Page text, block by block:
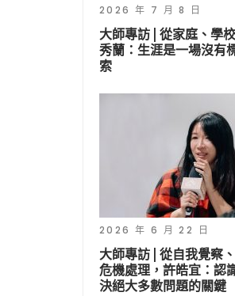
2026 年 7 月 8 日
大師專訪 | 從家庭、學
秀蘭：生涯是一場沒有
索
2026 年 6 月 22 日
大師專訪 | 從自我覺察
危機處理，許皓宜：認
決絕大多數問題的關鍵